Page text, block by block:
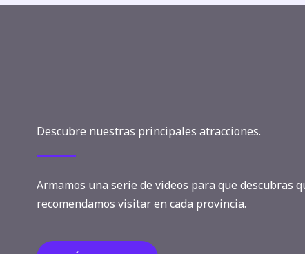
Descubre nuestras principales atracciones.
Armamos una serie de videos para que descubras
recomendamos visitar en cada provincia.